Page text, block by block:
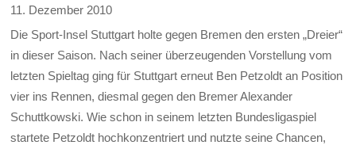
11. Dezember 2010
Die Sport-Insel Stuttgart holte gegen Bremen den ersten „Dreier“
in dieser Saison. Nach seiner überzeugenden Vorstellung vom
letzten Spieltag ging für Stuttgart erneut Ben Petzoldt an Position
vier ins Rennen, diesmal gegen den Bremer Alexander
Schuttkowski. Wie schon in seinem letzten Bundesligaspiel
startete Petzoldt hochkonzentriert und nutzte seine Chancen,